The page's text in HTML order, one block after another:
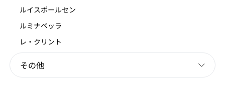
ルイスポールセン
ルミナベッラ
レ・クリント
その他